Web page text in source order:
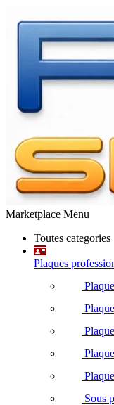
Marketplace Menu
Toutes categories
Plaques
Sous